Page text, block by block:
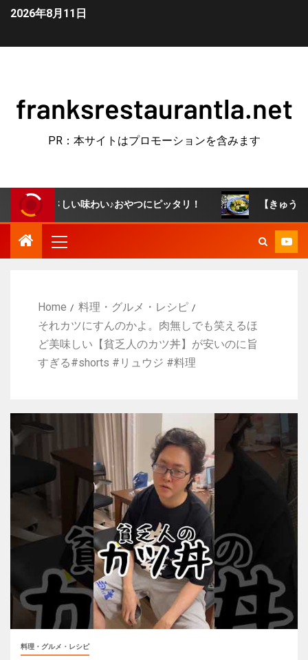
2026年8月11日
franksrestaurantla.net
PR：本サイトはプロモーションを含みます
さしい味わい♪おやつにピッタリ！ 【きゅうりのにん
Home
料理・グルメ・レシピ
それカツにすんのかよ。肉無しでも笑えるほ
ど美味しい【貧乏人のカツ丼】が安いのに旨
すぎる#shorts #リュウジ #料理
料理・グルメ・レシピ